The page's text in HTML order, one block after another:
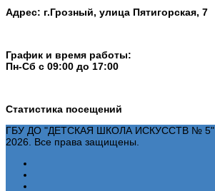
Адрес: г.Грозный, улица Пятигорская, 7
График и время работы:
Пн-Cб с 09:00 до 17:00
Статистика посещений
ГБУ ДО "ДЕТСКАЯ ШКОЛА ИСКУССТВ №
2026. Все права защищены.